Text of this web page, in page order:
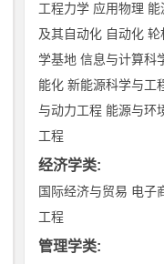
工程力学 应用物理 能
及其自动化 自动化 轮
学基地 信息与计算科
能化 新能源科学与工
与动力工程 能源与环
工程
经济学类:
国际经济与贸易 电子
工程
管理学类: